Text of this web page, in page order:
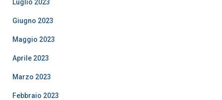
Luglio 2023
Giugno 2023
Maggio 2023
Aprile 2023
Marzo 2023
Febbraio 2023